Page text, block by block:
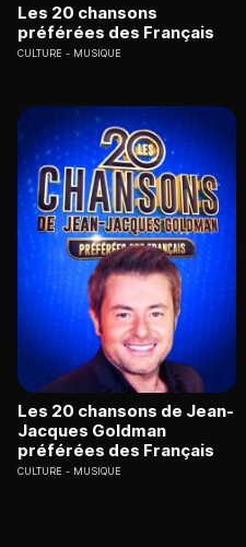
Les 20 chansons
préférées des Français
CULTURE MUSIQUE
Les 20 chansons de Jean-
Jacques Goldman
préférées des Français
CULTURE MUSIQUE